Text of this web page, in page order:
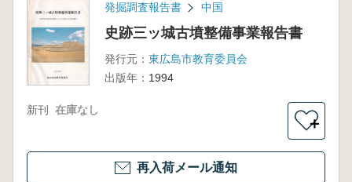
発掘調査報告書 中国
史跡三ッ城古墳整備事業報告書
発行元： 東広島市教育委員会
出版年： 1994
新刊 在庫なし
＋
再入荷メール通知